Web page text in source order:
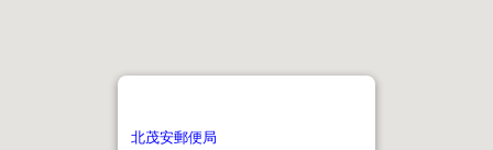
北茂安郵便局